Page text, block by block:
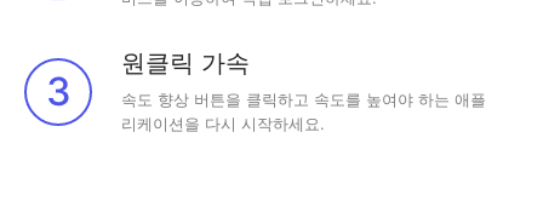
3
원클릭 가속
속도 향상 버튼을 클릭하고 속도를 높여야 하는 애플
리케이션을 다시 시작하세요.